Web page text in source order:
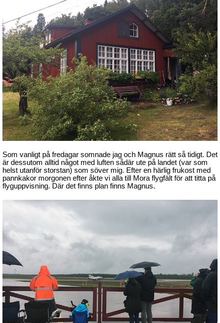
Som vanligt på fredagar somnade jag och Magnus rätt så tidigt. Det
är dessutom alltid något med luften sådär ute på landet (var som
helst utanför storstan) som söver mig. Efter en härlig frukost med
pannkakor morgonen efter åkte vi alla till Mora flygfält för att titta på
flyguppvisning. Där det finns plan finns Magnus.